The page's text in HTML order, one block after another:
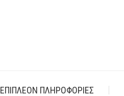
ΕΠΙΠΛΈΟΝ ΠΛΗΡΟΦΟΡΊΕΣ